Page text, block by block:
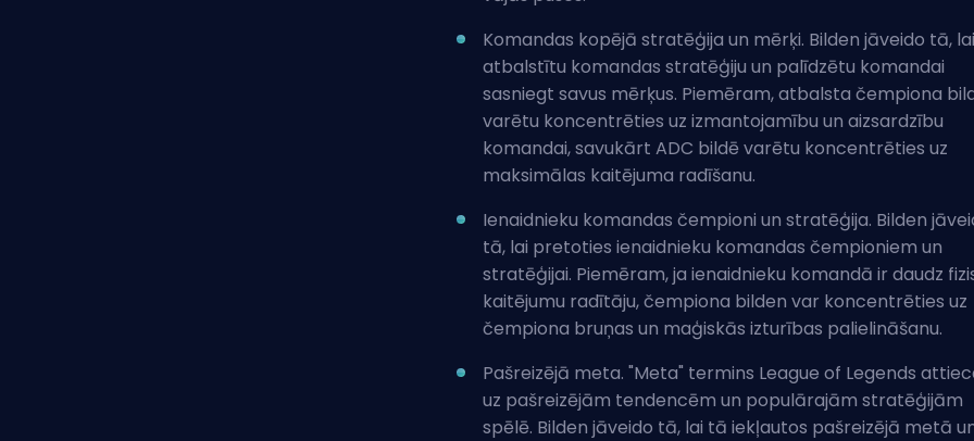
Komandas kopējā stratēģija un mērķi. Bilden jāveido tā, lai
atbalstītu komandas stratēģiju un palīdzētu komandai
sasniegt savus mērķus. Piemēram, atbalsta čempiona
varētu koncentrēties uz izmantojamību un aizsardzību
komandai, savukārt ADC bildē varētu koncentrēties uz
maksimālas kaitējuma radīšanu.
Ienaidnieku komandas čempioni un stratēģija. Bilden
tā, lai pretoties ienaidnieku komandas čempioniem un
stratēģijai. Piemēram, ja ienaidnieku komandā ir daudz
kaitējumu radītāju, čempiona bilden var koncentrēties uz
čempiona bruņas un maģiskās izturības palielināšanu.
Pašreizējā meta. "Meta" termins League of Legends
uz pašreizējām tendencēm un populārajām stratēģijām
spēlē. Bilden jāveido tā, lai tā iekļautos pašreizējā metā